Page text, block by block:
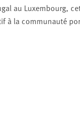
au Luxembourg,
à la communauté